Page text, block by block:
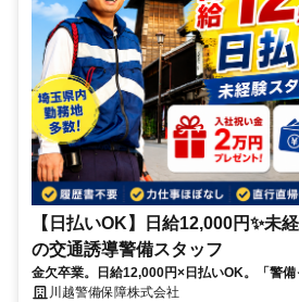
【日払いOK】日給12,000円✨未
の交通誘導警備スタッフ
金欠卒業。日給12,000円×日払いOK。「警
も大丈夫。当社で活躍しているスタッフのほ
川越警備保障株式会社